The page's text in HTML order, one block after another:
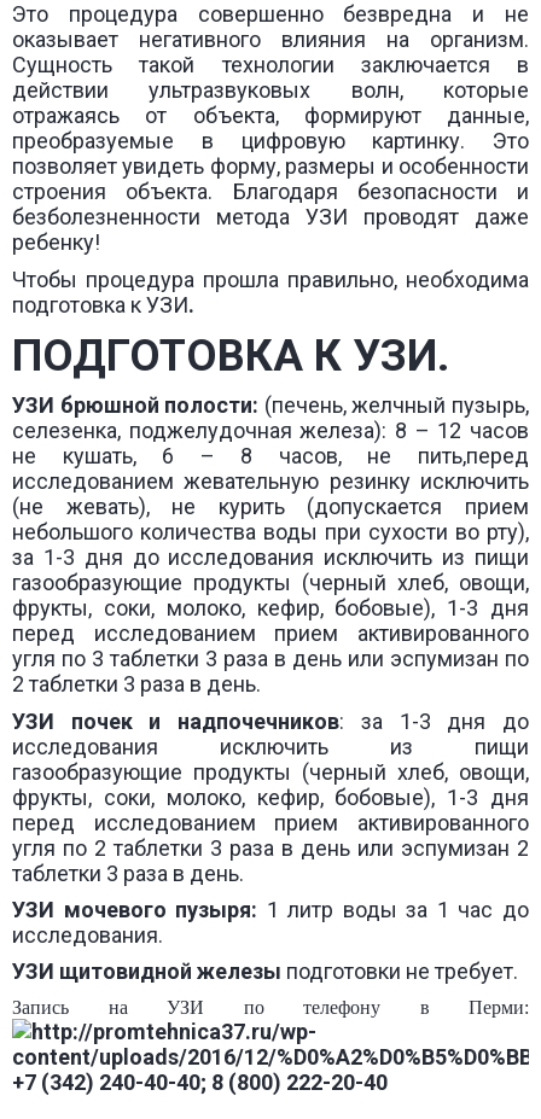
Это процедура совершенно безвредна и не
оказывает негативного влияния на организм.
Сущность такой технологии заключается в
действии ультразвуковых волн, которые
отражаясь от объекта, формируют данные,
преобразуемые в цифровую картинку. Это
позволяет увидеть форму, размеры и особенности
строения объекта. Благодаря безопасности и
безболезненности метода УЗИ проводят даже
ребенку!
Чтобы процедура прошла правильно, необходима
подготовка к УЗИ.
ПОДГОТОВКА К УЗИ.
УЗИ брюшной полости: (печень, желчный пузырь,
селезенка, поджелудочная железа): 8 – 12 часов
не кушать, 6 – 8 часов, не пить,перед
исследованием жевательную резинку исключить
(не жевать), не курить (допускается прием
небольшого количества воды при сухости во рту),
за 1-3 дня до исследования исключить из пищи
газообразующие продукты (черный хлеб, овощи,
фрукты, соки, молоко, кефир, бобовые), 1-3 дня
перед исследованием прием активированного
угля по 3 таблетки 3 раза в день или эспумизан по
2 таблетки 3 раза в день.
УЗИ
почек и надпочечников: за 1-3 дня до
исследования исключить из пищи
газообразующие продукты (черный хлеб, овощи,
фрукты, соки, молоко, кефир, бобовые), 1-3 дня
перед исследованием прием активированного
угля по 2 таблетки 3 раза в день или эспумизан 2
таблетки 3 раза в день.
УЗИ мочевого пузыря: 1 литр воды за 1 час до
исследования.
УЗИ щитовидной железы подготовки не требует.
Запись на УЗИ по телефону в Перми:
+7 (342) 240-40-40; 8 (800) 222-20-40